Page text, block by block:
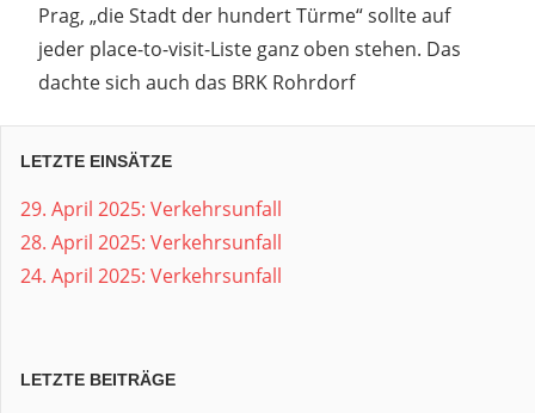
Prag, „die Stadt der hundert Türme“ sollte auf
jeder place-to-visit-Liste ganz oben stehen. Das
dachte sich auch das BRK Rohrdorf
LETZTE EINSÄTZE
29. April 2025: Verkehrsunfall
28. April 2025: Verkehrsunfall
24. April 2025: Verkehrsunfall
LETZTE BEITRÄGE